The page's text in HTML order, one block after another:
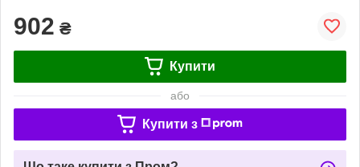
902 ₴
Купити
або
Купити з